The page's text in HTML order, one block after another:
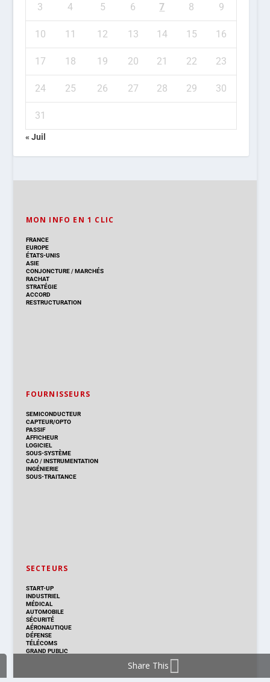
3 4 5 6 7 8 9
10 11 12 13 14 15 16
17 18 19 20 21 22 23
24 25 26 27 28 29 30
31
« Juil
MON INFO EN 1 CLIC
FRANCE
EUROPE
ÉTATS-UNIS
ASIE
CONJONCTURE/MARCHÉS
RACHAT
STRATÉGIE
ACCORD
RESTRUCTURATION
FOURNISSEURS
SEMICONDUCTEUR
CAPTEUR/OPTO
PASSIF
AFFICHEUR
LOGICIEL
SOUS-SYSTÈME
CAO/INSTRUMENTATION
INGÉNIERIE
SOUS-TRAITANCE
SECTEURS
START-UP
INDUSTRIEL
MÉDICAL
AUTOMOBILE
SÉCURITÉ
AÉRONAUTIQUE
DÉFENSE
TÉLÉCOMS
GRAND PUBLIC
Share This